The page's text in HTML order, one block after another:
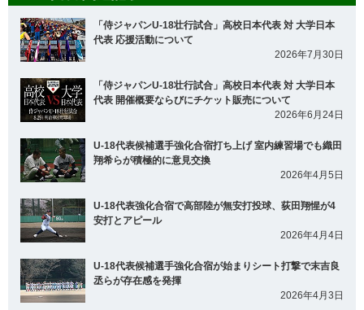
「侍ジャパンU-18壮行試合」高校日本代表 対 大学日本
代表 応援活動について
2026年7月30日
「侍ジャパンU-18壮行試合」高校日本代表 対 大学日本
代表 開催概要ならびにチケット販売について
2026年6月24日
U-18代表候補選手強化合宿打ち上げ 室内練習場でも織田
翔希らが積極的に意見交換
2026年4月5日
U-18代表強化合宿で高部陸が無安打投球、荻田翔惺が4
安打とアピール
2026年4月4日
U-18代表候補選手強化合宿が始まりシート打撃で末吉良
丞らが存在感を発揮
2026年4月3日